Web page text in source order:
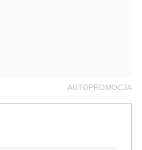
AUTOPROMOCJA